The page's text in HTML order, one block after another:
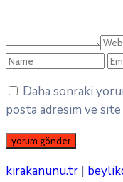
Daha sonraki
posta adresim ve site
kirakanunu.tr |